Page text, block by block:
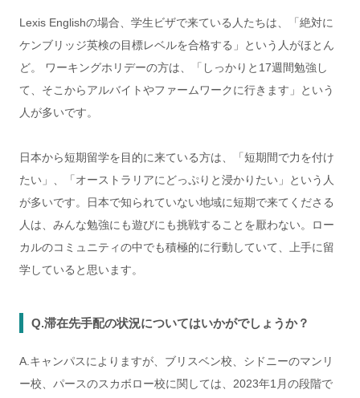
Lexis Englishの場合、学生ビザで来ている人たちは、「絶対に
ケンブリッジ英検の目標レベルを合格する」という人がほとん
ど。 ワーキングホリデーの方は、「しっかりと17週間勉強し
て、そこからアルバイトやファームワークに行きます」という
人が多いです。
日本から短期留学を目的に来ている方は、「短期間で力を付け
たい」、「オーストラリアにどっぷりと浸かりたい」という人
が多いです。日本で知られていない地域に短期で来てくださる
人は、みんな勉強にも遊びにも挑戦することを厭わない。ロー
カルのコミュニティの中でも積極的に行動していて、上手に留
学していると思います。
Q.滞在先手配の状況についてはいかがでしょうか？
A.キャンパスによりますが、ブリスベン校、シドニーのマンリ
ー校、パースのスカボロー校に関しては、2023年1月の段階で